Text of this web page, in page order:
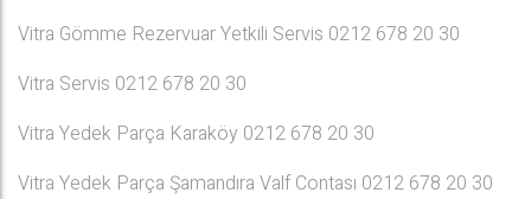
Vitra Gömme Rezervuar Yetkili Servis 0212 678 20 30
Vitra Servis 0212 678 20 30
Vitra Yedek Parça Karaköy 0212 678 20 30
Vitra Yedek Parça Şamandıra Valf Contası 0212 678 20 30